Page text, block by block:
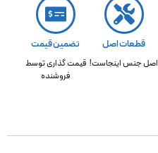
قطعات اصل
اصل جنس اینجاست!
تضمین قیمت
قیمت گذاری توسط
فروشنده